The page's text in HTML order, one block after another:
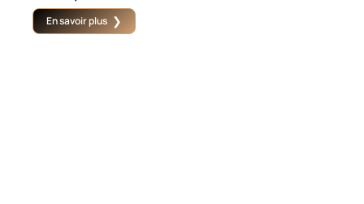
En savoir plus